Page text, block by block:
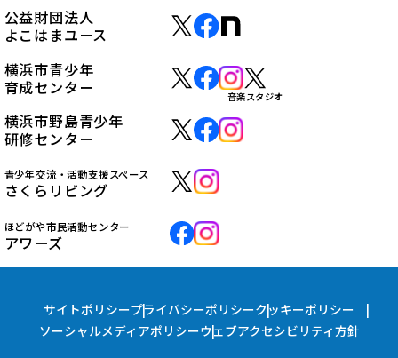
公益財団法人
よこはまユース
横浜市青少年
育成センター
音楽スタジオ
横浜市野島青少年
研修センター
青少年交流・活動支援スペース
さくらリビング
ほどがや市民活動センター
アワーズ
サイトポリシープライバシーポリシークッキーポリシー
ソーシャルメディアポリシーウェブアクセシビリティ方針